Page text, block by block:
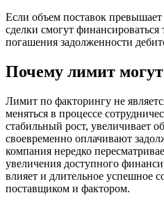
Если объем поставок
сделки смогут финансироваться
погашения задолженности
Почему лимит
Лимит по факторингу не
меняться в процессе
стабильный рост, увеличивает
своевременно оплачивают
компания нередко
увеличения доступного
влияет и длительное успешное
поставщиком и фактором.